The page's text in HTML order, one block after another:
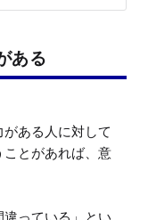
ある
ある人に対して
とがあれば、意
っている」とい